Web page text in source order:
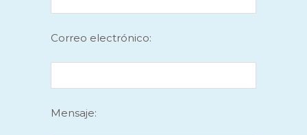
Correo electrónico:
Mensaje: